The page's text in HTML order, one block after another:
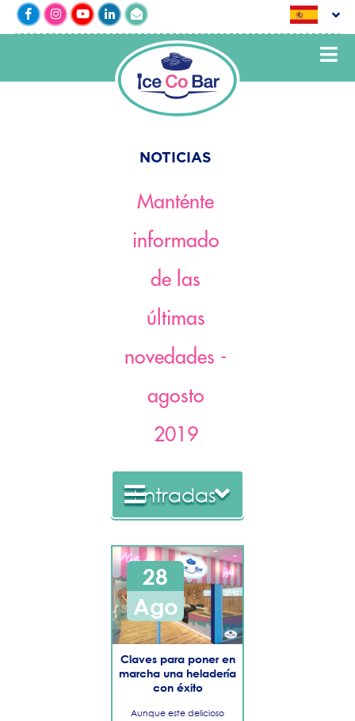
NOTICIAS
Manténte
informado
de las
últimas
novedades -
agosto
2019
Entradas
2022
2021
2020
2019
28
Ago
​Claves para poner en
marcha una heladería
con éxito
Aunque este delicioso